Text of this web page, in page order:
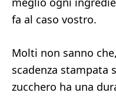
fa al caso vostro.
Molti non sanno
scadenza stampata
zucchero ha una